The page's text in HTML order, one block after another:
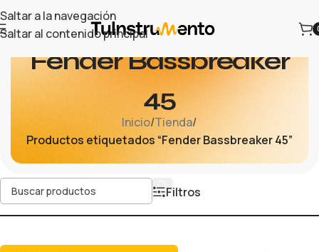
Saltar a la navegación
Saltar al contenido principal
Fender Bassbreaker
45
Inicio/Tienda/
Productos etiquetados “Fender Bassbreaker 45”
Filtros